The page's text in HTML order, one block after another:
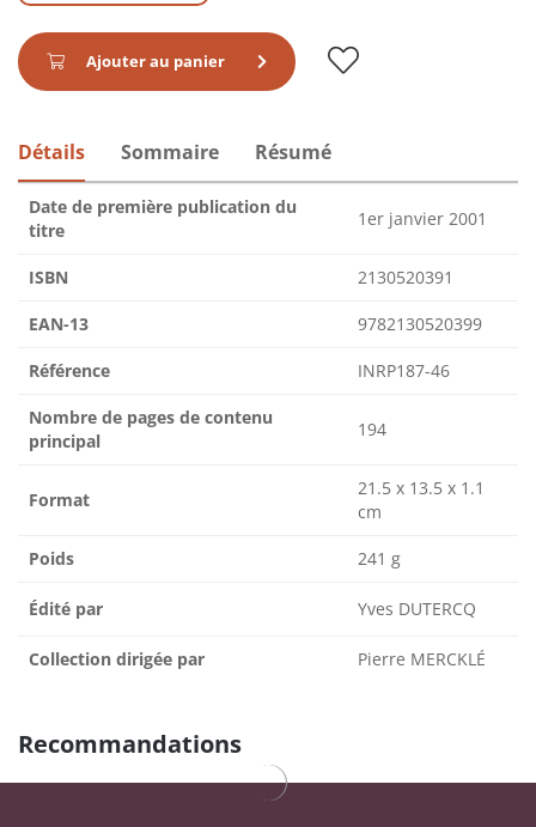
Ajouter au panier
Détails Sommaire Résumé
Date de première publication du
titre
1er janvier 2001
ISBN 2130520391
EAN-13 9782130520399
Référence INRP187-46
Nombre de pages de contenu
principal
194
Format
21.5 x 13.5 x 1.1
cm
Poids 241 g
Édité par Yves DUTERCQ
Collection dirigée par Pierre MERCKLÉ
Recommandations